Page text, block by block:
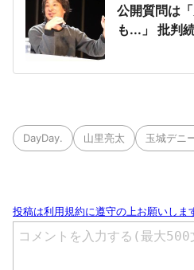
公開質問は
も...」 批判
DayDay. 山里亮太 玉城デニ